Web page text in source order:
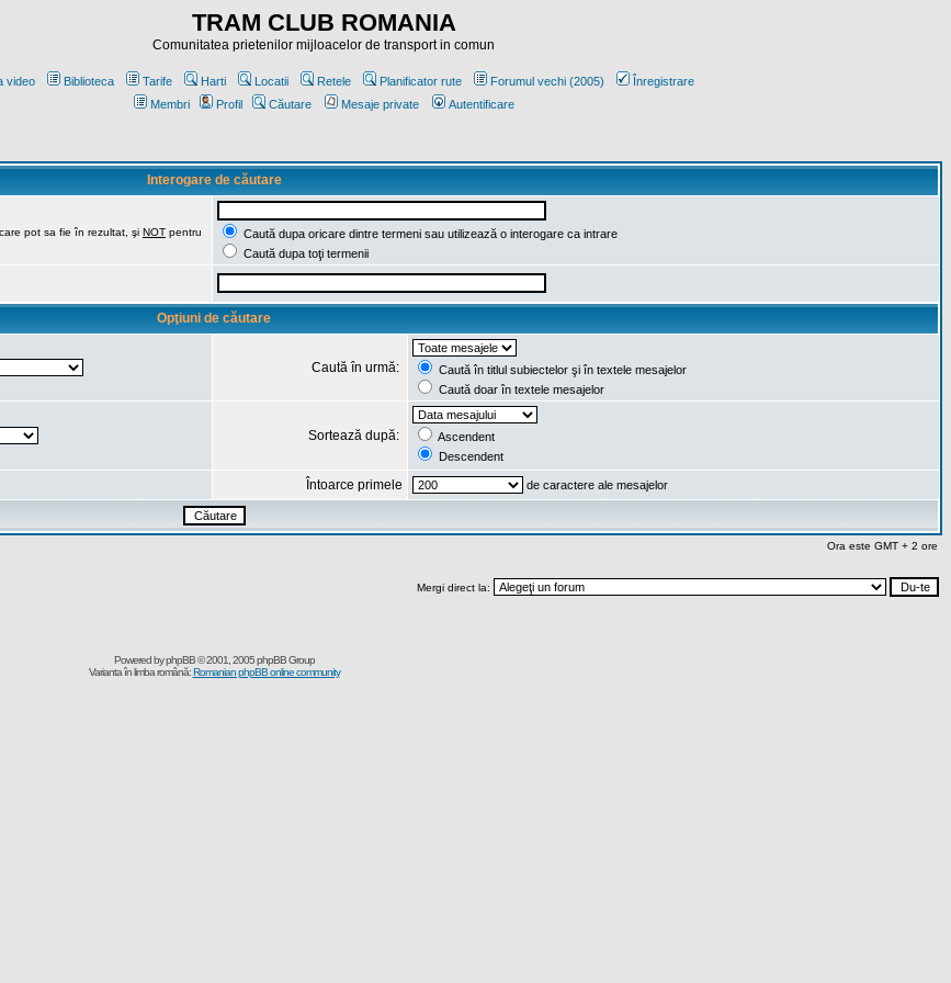
TRAM CLUB ROMANIA
Comunitatea prietenilor mijloacelor de transport in comun
video Biblioteca Tarife Harti Locatii Retele Planificator rute Forumul vechi (2005)
Înregistrare
Membri
Profil Căutare Mesaje private Autentificare
Interogare de căutare
pot sa fie în rezultat, şi NOT pentru
Caută dupa oricare dintre termeni sau utilizează o interogare ca intrare
Caută dupa toţi termenii
Opţiuni de căutare
Caută în urmă:
Caută în titlul subiectelor şi în textele mesajelor
Caută doar în textele mesajelor
Sortează după:
Ascendent
Descendent
Întoarce primele de caractere ale mesajelor
Ora este GMT + 2 ore
Mergi direct la:
Powered byphpBB© 2001, 2005 phpBB Group
Varianta în limba română:Romanian phpBB online community